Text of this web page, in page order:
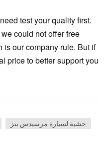
test your quality first.
could not offer free
is our company rule. But if
price to better support you
حشية لسيارة مرسيدس بنز